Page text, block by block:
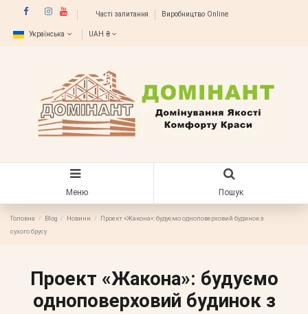
Часті запитання Виробництво Online
Українська UAH ₴
Меню Пошук
Головна Blog Новини
Проект «Жакона»: будуємо одноповерховий будинок з
сухого брусу
Проект «Жакона»: будуємо
одноповерховий будинок з